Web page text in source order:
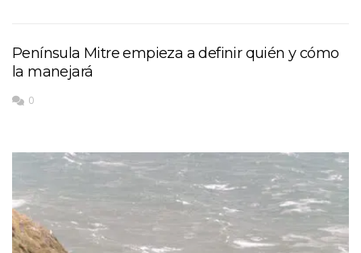
Península Mitre empieza a definir quién y cómo
la manejará
0